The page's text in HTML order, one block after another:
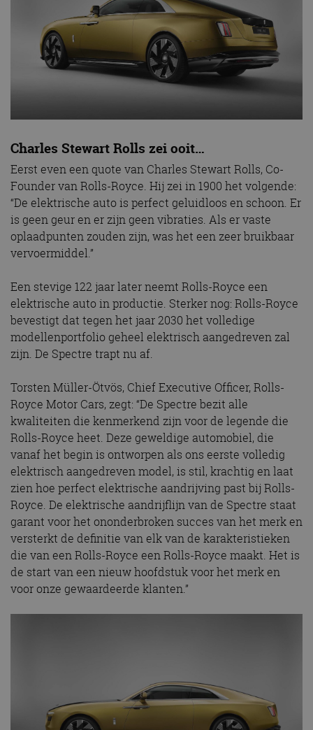
Charles Stewart Rolls zei ooit…
Eerst even een quote van Charles Stewart Rolls, Co-
Founder van Rolls-Royce. Hij zei in 1900 het volgende:
“De elektrische auto is perfect geluidloos en schoon. Er
is geen geur en er zijn geen vibraties. Als er vaste
oplaadpunten zouden zijn, was het een zeer bruikbaar
vervoermiddel.”
Een stevige 122 jaar later neemt Rolls-Royce een
elektrische auto in productie. Sterker nog: Rolls-Royce
bevestigt dat tegen het jaar 2030 het volledige
modellenportfolio geheel elektrisch aangedreven zal
zijn. De Spectre trapt nu af.
Torsten Müller-Ötvös, Chief Executive Officer, Rolls-
Royce Motor Cars, zegt: “De Spectre bezit alle
kwaliteiten die kenmerkend zijn voor de legende die
Rolls-Royce heet. Deze geweldige automobiel, die
vanaf het begin is ontworpen als ons eerste volledig
elektrisch aangedreven model, is stil, krachtig en laat
zien hoe perfect elektrische aandrijving past bij Rolls-
Royce. De elektrische aandrijflijn van de Spectre staat
garant voor het ononderbroken succes van het merk en
versterkt de definitie van elk van de karakteristieken
die van een Rolls-Royce een Rolls-Royce maakt. Het is
de start van een nieuw hoofdstuk voor het merk en
voor onze gewaardeerde klanten.”